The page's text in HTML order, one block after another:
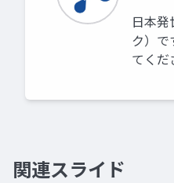
日本
ク）
てくだ
関連スライド